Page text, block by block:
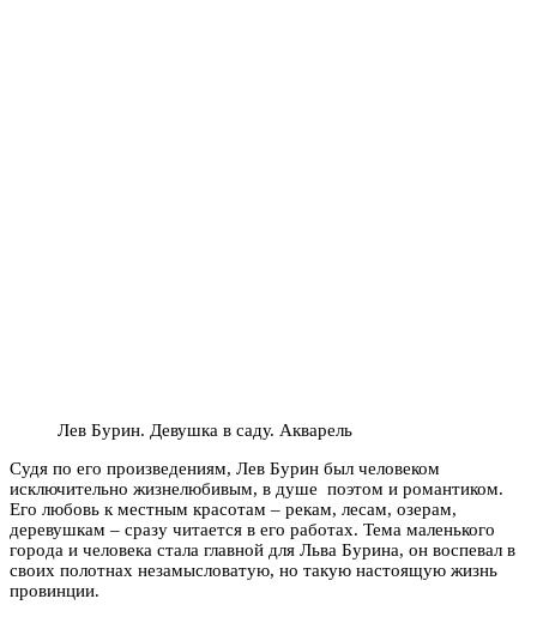
Лев Бурин. Девушка в саду. Акварель
Судя по его произведениям, Лев Бурин был человеком
исключительно жизнелюбивым, в душе поэтом и романтиком.
Его любовь к местным красотам – рекам, лесам, озерам,
деревушкам – сразу читается в его работах. Тема маленького
города и человека стала главной для Льва Бурина, он воспевал в
своих полотнах незамысловатую, но такую настоящую жизнь
провинции.